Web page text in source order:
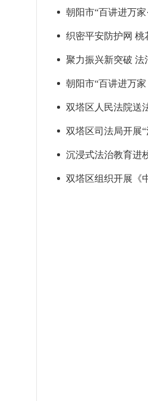
朝阳市“百讲进万
织密平安防护网 桃
聚力振兴新突破 法
朝阳市“百讲进万
双塔区人民法院送
双塔区司法局开展
沉浸式法治教育进
双塔区组织开展《